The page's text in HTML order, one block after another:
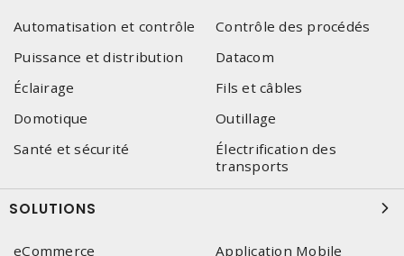
Automatisation et contrôle
Contrôle des procédés
Puissance et distribution
Datacom
Éclairage
Fils et câbles
Domotique
Outillage
Santé et sécurité
Électrification des
transports
SOLUTIONS
eCommerce
Application Mobile